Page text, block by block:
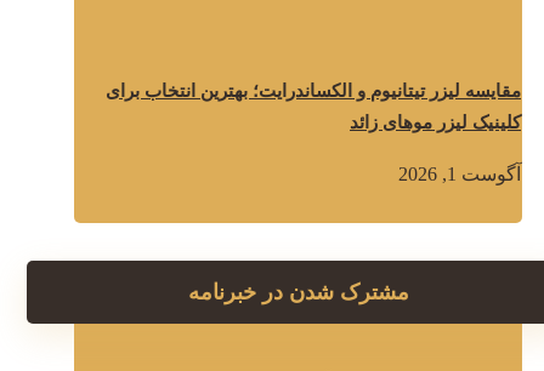
مقایسه لیزر تیتانیوم و الکساندرایت؛ بهترین انتخاب برای
کلینیک لیزر موهای زائد
آگوست 1, 2026
مشترک شدن در خبرنامه